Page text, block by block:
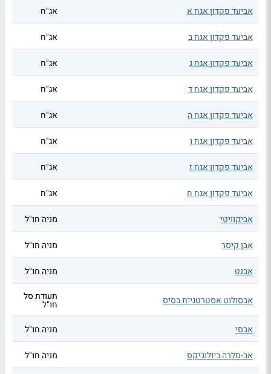
אביעד פקדון אגח א
אג"ח
אביעד פקדון אגח ב אג"ח
אביעד פקדון אגח ג אג"ח
אביעד פקדון אגח ד אג"ח
אביעד פקדון אגח ה אג"ח
אביעד פקדון אגח ו אג"ח
אביעד פקדון אגח ז אג"ח
אביעד פקדון אגח ח אג"ח
אביקוויטי מניה חו"ל
אבן קיסר מניה חו"ל
אבנט מניה חו"ל
אבסולוט אסטרטגיית בסיס תעודת סל
חו"ל
אבסי
מניה חו"ל
אב-סלרה ביולוג'יקס מניה חו"ל